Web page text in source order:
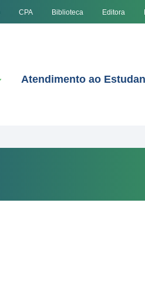
CPA Biblioteca Editora
Atendimento ao